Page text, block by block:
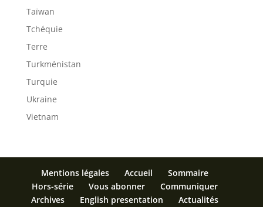
Taïwan
Tchéquie
Terre
Turkménistan
Turquie
Ukraine
Vietnam
Mentions légales Accueil
Sommaire
Hors-série
Vous abonner
Communiquer
Archives
English presentation Actualités